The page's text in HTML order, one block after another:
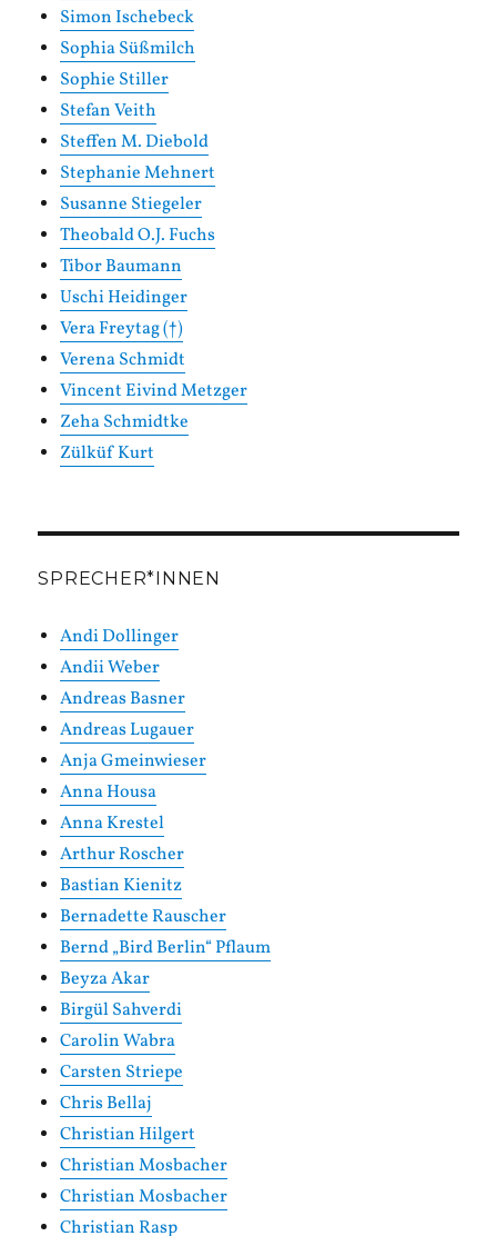
Simon Ischebeck
Sophia Süßmilch
Sophie Stiller
Stefan Veith
Steffen M. Diebold
Stephanie Mehnert
Susanne Stiegeler
Theobald O.J. Fuchs
Tibor Baumann
Uschi Heidinger
Vera Freytag (†)
Verena Schmidt
Vincent Eivind Metzger
Zeha Schmidtke
Zülküf Kurt
SPRECHER*INNEN
Andi Dollinger
Andii Weber
Andreas Basner
Andreas Lugauer
Anja Gmeinwieser
Anna Housa
Anna Krestel
Arthur Roscher
Bastian Kienitz
Bernadette Rauscher
Bernd „Bird Berlin“ Pflaum
Beyza Akar
Birgül Sahverdi
Carolin Wabra
Carsten Striepe
Chris Bellaj
Christian Hilgert
Christian Mosbacher
Christian Mosbacher
Christian Rasp